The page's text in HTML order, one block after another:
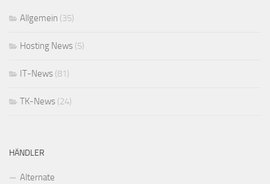
Allgemein (35)
Hosting News (5)
IT-News (81)
TK-News (24)
HÄNDLER
Alternate